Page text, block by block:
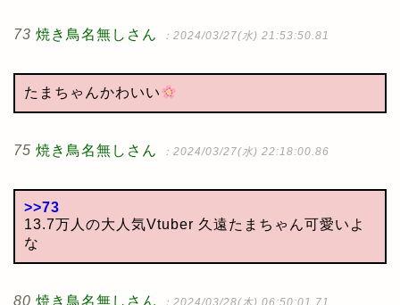
73 焼き鳥名無しさん ：2024/03/27(水) 21:53:50.81
たまちゃんかわいい
75 焼き鳥名無しさん ：2024/03/27(水) 22:18:00.86
>>73
13.7万人の大人気Vtuber 久遠たまちゃん可愛いよ
な
80 焼き鳥名無しさん